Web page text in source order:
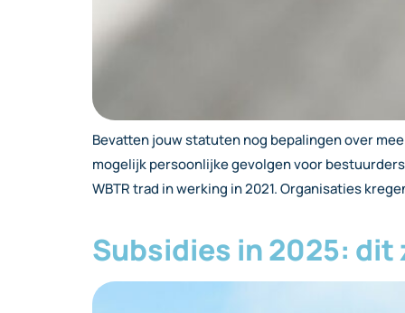
Bevatten jouw statuten nog bepalingen over
mogelijk persoonlijke gevolgen voor
WBTR trad in werking in 2021. Organisaties
Subsidies in 2025: